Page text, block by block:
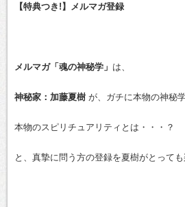
【特典つき!】メルマガ登録
メルマガ「魂の神秘学」 は、
神秘家：加藤夏樹 が、ガチに本物の神秘
本物のスピリチュアリティとは・・・？
と、真摯に問う方の登録を夏樹がとって